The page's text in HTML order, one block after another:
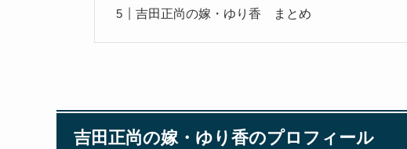
吉田正尚の嫁・ゆり香 まとめ
吉田正尚の嫁・ゆり香のプロフィール